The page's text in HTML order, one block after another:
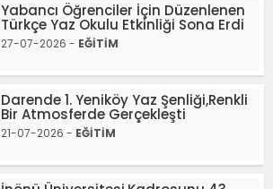
Yabancı Öğrenciler İçin Düzenlenen
Türkçe Yaz Okulu Etkinliği Sona Erdi
27-07-2026 - EĞİTİM
Darende 1. Yeniköy Yaz Şenliği,Renkli
Bir Atmosferde Gerçekleşti
21-07-2026 - EĞİTİM